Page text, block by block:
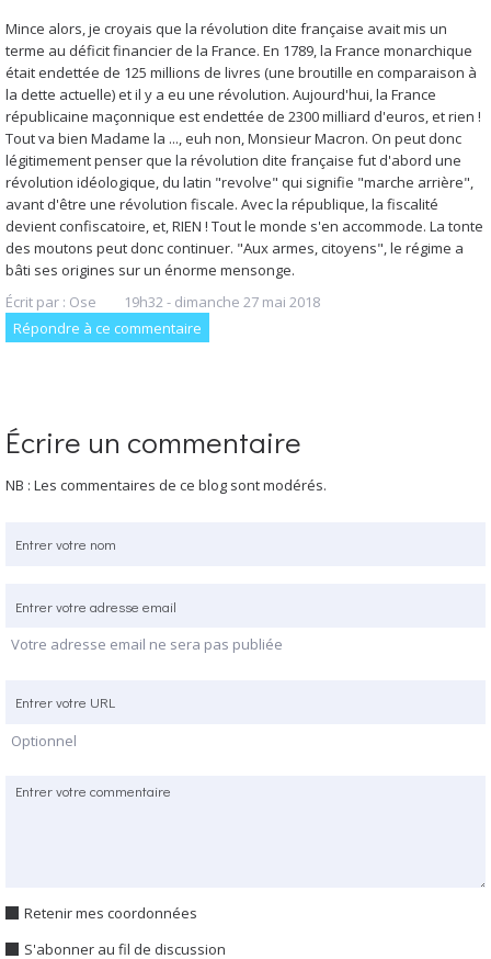
Mince alors, je croyais que la révolution dite française avait mis un
terme au déficit financier de la France. En 1789, la France monarchique
était endettée de 125 millions de livres (une broutille en comparaison à
la dette actuelle) et il y a eu une révolution. Aujourd'hui, la France
républicaine maçonnique est endettée de 2300 milliard d'euros, et rien !
Tout va bien Madame la ..., euh non, Monsieur Macron. On peut donc
légitimement penser que la révolution dite française fut d'abord une
révolution idéologique, du latin "revolve" qui signifie "marche arrière",
avant d'être une révolution fiscale. Avec la république, la fiscalité
devient confiscatoire, et, RIEN ! Tout le monde s'en accommode. La tonte
des moutons peut donc continuer. "Aux armes, citoyens", le régime a
bâti ses origines sur un énorme mensonge.
Écrit par : Ose 19h32- dimanche 27 mai 2018
Répondre à ce commentaire
Écrire un commentaire
NB : Les commentaires de ce blog sont modérés.
Votre adresse email ne sera pas publiée
Optionnel
Retenir mes coordonnées
S'abonner au fil de discussion